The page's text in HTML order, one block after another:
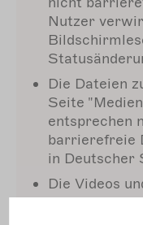
Nutzer
Die Dateien
Seite
entsprechen
barrierefreie
in Deutscher
Die Videos
Deutscher